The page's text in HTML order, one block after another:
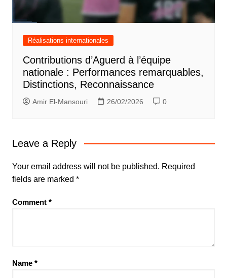
Réalisations internationales
Contributions d’Aguerd à l’équipe
nationale : Performances remarquables,
Distinctions, Reconnaissance
Amir El-Mansouri 26/02/2026 0
Leave a Reply
Your email address will not be published. Required
fields are marked *
Comment *
Name *